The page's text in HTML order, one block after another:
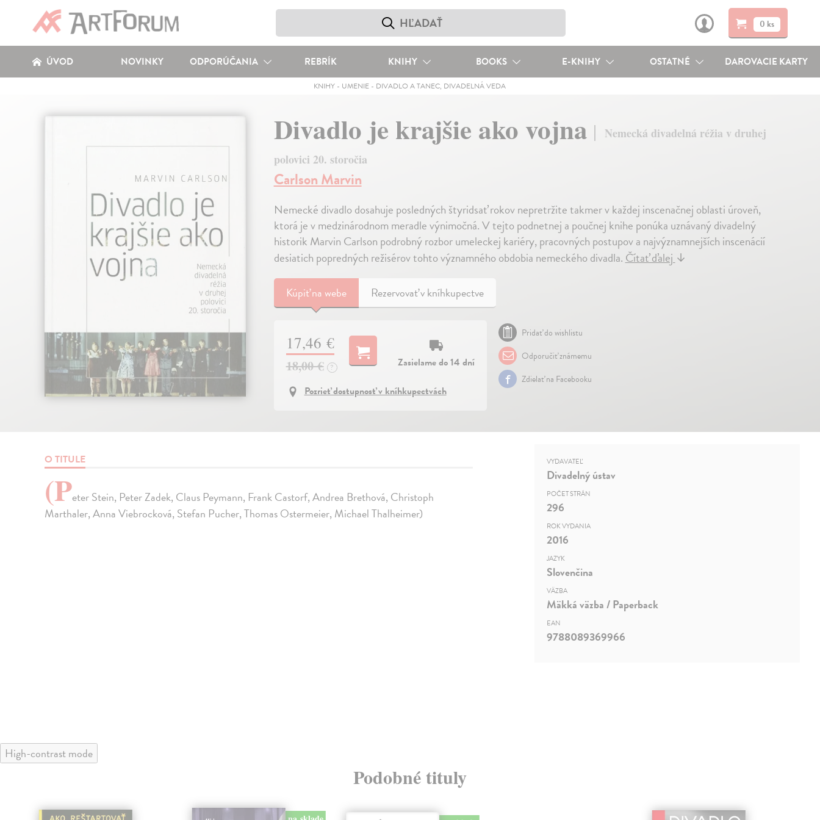
0 ks
ÚVOD NOVINKY ODPORÚČANIA REBRÍK KNIHY BOOKS E-KNIHY OSTATNÉ DAROVACIE KARTY
KNIHY - UMENIE - DIVADLO A TANEC, DIVADELNÁ VEDA
Divadlo je krajšie ako vojna
Nemecká divadelná réžia v druhej
polovici 20. storočia
Carlson Marvin
Nemecké divadlo dosahuje posledných štyridsať rokov nepretržite takmer v každej inscenačnej oblasti úroveň,
ktorá je v medzinárodnom meradle výnimočná. V tejto podnetnej a poučnej knihe ponúka uznávaný divadelný
historik Marvin Carlson podrobný rozbor umeleckej kariéry, pracovných postupov a najvýznamnejších inscenácií
desiatich popredných režisérov tohto významného obdobia nemeckého divadla.Čítať ďalej↓
Kúpiťna webe Rezervovať v kníhkupectve
17,46 €
18,00 € ?
Zasielame do 14 dní
Pozrieť dostupnosť v kníhkupectvách
Pridať do wishlistu
Odporučiť známemu
Zdielať na Facebooku
O TITULE
(Peter Stein, Peter Zadek, Claus Peymann, Frank Castorf, Andrea Brethová, Christoph
Marthaler, Anna Viebrocková, Stefan Pucher, Thomas Ostermeier, Michael Thalheimer)
VYDAVATEĽ
Divadelný ústav
POČET STRÁN
296
ROK VYDANIA
2016
JAZYK
Slovenčina
VÄZBA
Mäkká väzba / Paperback
EAN
9788089369966
High-contrast mode
Podobné tituly